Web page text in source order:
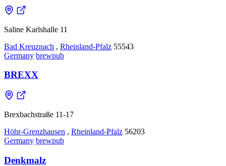
Saline Karlshalle 11
Bad Kreuznach , Rheinland-Pfalz 55543
Germany brewpub
BREXX
Brexbachstraße 11-17
Höhr-Grenzhausen , Rheinland-Pfalz 56203
Germany brewpub
Denkmalz